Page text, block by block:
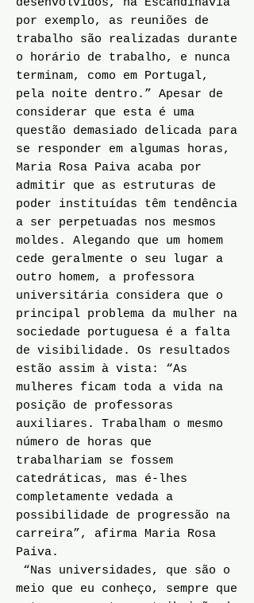
desenvolvidos, na Escandinávia
por exemplo, as reuniões de
trabalho são realizadas durante
o horário de trabalho, e nunca
terminam, como em Portugal,
pela noite dentro.” Apesar de
considerar que esta é uma
questão demasiado delicada para
se responder em algumas horas,
Maria Rosa Paiva acaba por
admitir que as estruturas de
poder instituídas têm tendência
a ser perpetuadas nos mesmos
moldes. Alegando que um homem
cede geralmente o seu lugar a
outro homem, a professora
universitária considera que o
principal problema da mulher na
sociedade portuguesa é a falta
de visibilidade. Os resultados
estão assim à vista: “As
mulheres ficam toda a vida na
posição de professoras
auxiliares. Trabalham o mesmo
número de horas que
trabalhariam se fossem
catedráticas, mas é-lhes
completamente vedada a
possibilidade de progressão na
carreira”, afirma Maria Rosa
Paiva.
“Nas universidades, que são o
meio que eu conheço, sempre que